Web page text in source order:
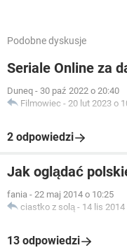
Podobne dyskusje
Seriale Online za
Duneq - 30 paź 2022 o 20:40
Filmowiec - 20 lut 2023 o
2 odpowiedzi
Jak oglądać
fania - 22 maj 2014 o 10:25
ciastko z solą - 14 lis 2014
13 odpowiedzi